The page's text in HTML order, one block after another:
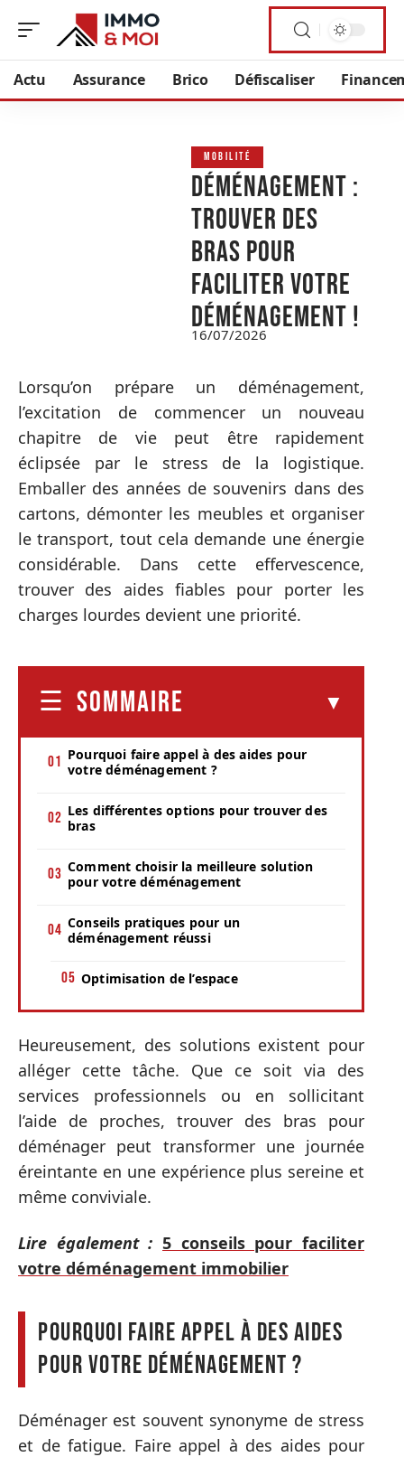
Actu Assurance Brico Défiscaliser
MOBILITÉ
Déménagement :
trouver des
bras pour
faciliter votre
déménagement !
16/07/2026
Lorsqu’on prépare un déménagement,
l’excitation de commencer un nouveau
chapitre de vie peut être rapidement
éclipsée par le stress de la logistique.
Emballer des années de souvenirs dans des
cartons, démonter les meubles et organiser
le transport, tout cela demande une énergie
considérable. Dans cette effervescence,
trouver des aides fiables pour porter les
charges lourdes devient une priorité.
SOMMAIRE
Pourquoi faire appel à des aides pour
votre déménagement ?
Les différentes options pour trouver des
bras
Comment choisir la meilleure solution
pour votre déménagement
Conseils pratiques pour un
déménagement réussi
Optimisation de l’espace
Heureusement, des solutions existent pour
alléger cette tâche. Que ce soit via des
services professionnels ou en sollicitant
l’aide de proches, trouver des bras pour
déménager peut transformer une journée
éreintante en une expérience plus sereine et
même conviviale.
Lire également : 5 conseils pour faciliter
votre déménagement immobilier
Pourquoi faire appel à des aides
pour votre déménagement ?
Déménager est souvent synonyme de stress
et de fatigue. Faire appel à des aides pour